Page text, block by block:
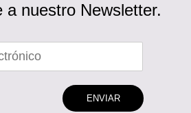
a nuestro Newsletter.
ENVIAR